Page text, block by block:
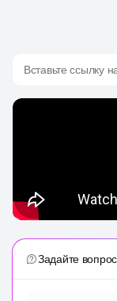
Вставьте ссылку
Задайте